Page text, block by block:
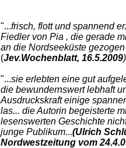
"...frisch, flott und spannend
Fiedler von Pia , die gerade
an die Nordseeküste
(Jev.Wochenblatt, 16.5.2009)
"...sie erlebten eine gut
die bewundernswert lebhaft
Ausdruckskraft einige
las... die Autorin begeisterte
lesenswerten Geschichte
junge Publikum...(Ulrich
Nordwestzeitung vom